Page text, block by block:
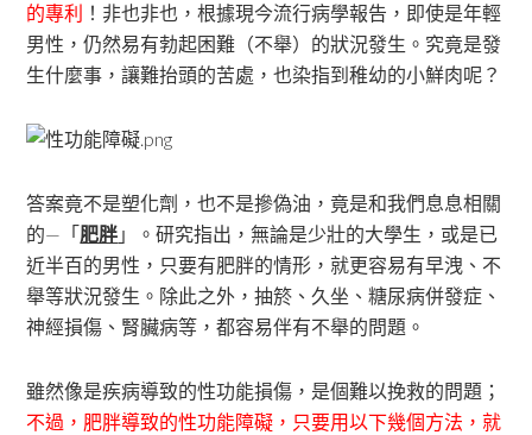
的專利 ！非也非也，根據現今流行病學報告，即使是年輕
男性，仍然易有勃起困難（不舉）的狀況發生。究竟是發
生什麼事，讓難抬頭的苦處，也染指到稚幼的小鮮肉呢？
答案竟不是塑化劑，也不是摻偽油，竟是和我們息息相關
的—「肥胖 」。研究指出，無論是少壯的大學生，或是已
近半百的男性，只要有肥胖的情形，就更容易有早洩、不
舉等狀況發生。除此之外，抽箊、久坐、糖尿病併發症、
神經損傷、腎臟病等，都容易伴有不舉的問題。
雖然像是疾病導致的性功能損傷，是個難以挽救的問題；
不過，肥胖導致的性功能障礙，只要用以下幾個方法，就